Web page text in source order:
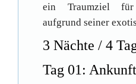
ein Traumziel für
aufgrund seiner
3 Nächte / 4
Tag 01: